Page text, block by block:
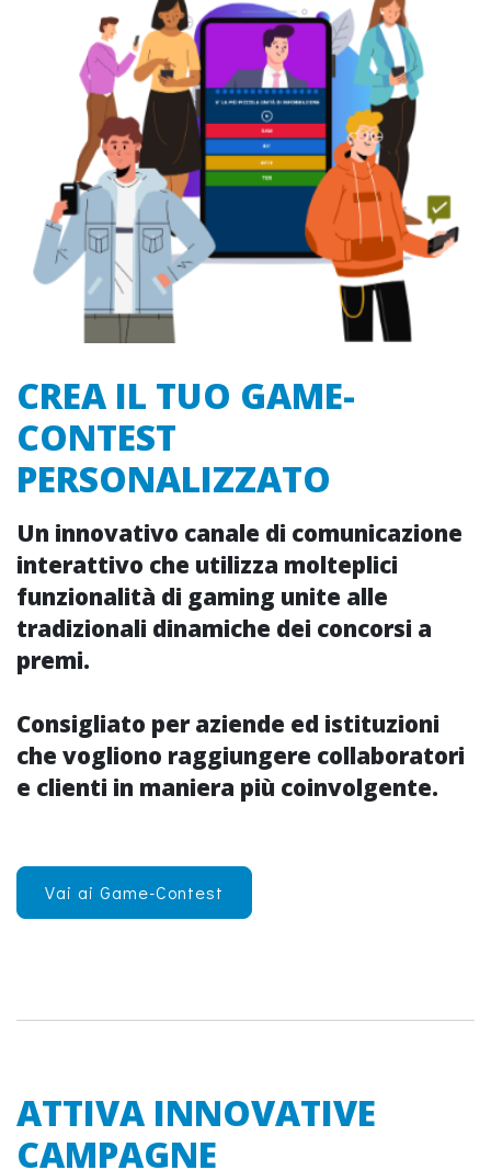
CREA IL TUO GAME-
CONTEST
PERSONALIZZATO
Un innovativo canale di comunicazione
interattivo che utilizza molteplici
funzionalità di gaming unite alle
tradizionali dinamiche dei concorsi a
premi.
Consigliato per aziende ed istituzioni
che vogliono raggiungere collaboratori
e clienti in maniera più coinvolgente.
Vai ai Game-Contest
ATTIVA INNOVATIVE
CAMPAGNE